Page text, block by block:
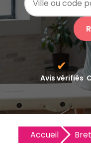
✔
Avis vérifiés
Accueil